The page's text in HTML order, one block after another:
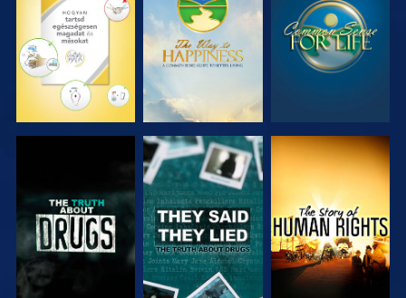
MŰSORNÉZÉS MŰSORNÉZÉS MŰSORNÉZÉS